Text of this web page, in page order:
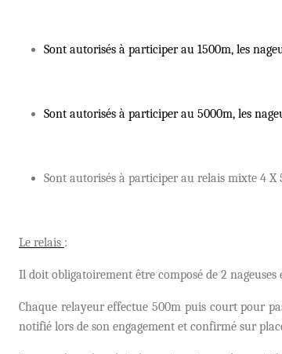
Sont autorisés à participer au 1500m, les
Sont autorisés à participer au 5000m, les
Sont autorisés à participer au relais mixte 4 X
Le relais :
Il doit obligatoirement être composé de 2 nageuses
Chaque relayeur effectue 500m puis court pour
notifié lors de son engagement et confirmé sur